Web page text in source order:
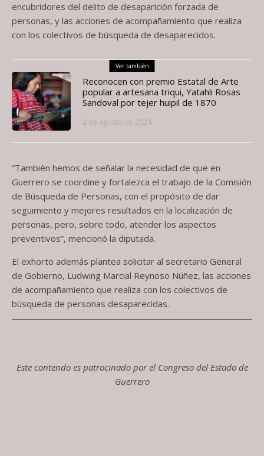
encubridores del delito de desaparición forzada de
personas, y las acciones de acompañamiento que realiza
con los colectivos de búsqueda de desaparecidos.
Ver también
Reconocen con premio Estatal de Arte
popular a artesana triqui, Yatahli Rosas
Sandoval por tejer huipil de 1870
2 de agosto de 2024
“También hemos de señalar la necesidad de que en
Guerrero se coordine y fortalezca el trabajo de la Comisión
de Búsqueda de Personas, con el propósito de dar
seguimiento y mejores resultados en la localización de
personas, pero, sobre todo, atender los aspectos
preventivos”, mencionó la diputada.
El exhorto además plantea solicitar al secretario General
de Gobierno, Ludwing Marcial Reynoso Núñez, las acciones
de acompañamiento que realiza con los colectivos de
búsqueda de personas desaparecidas.
Este contendo es patrocinado por el Congreso del Estado de
Guerrero